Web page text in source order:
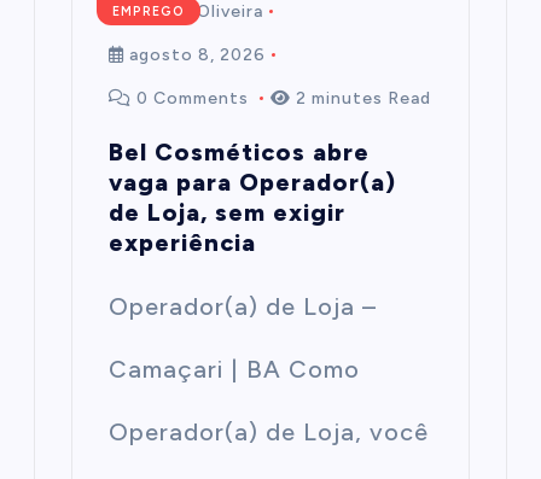
EMPREGO
Mairim de Oliveira
agosto 8, 2026
0 Comments 2 minutes Read
Bel Cosméticos abre
vaga para Operador(a)
de Loja, sem exigir
experiência
Operador(a) de Loja –
Camaçari | BA Como
Operador(a) de Loja, você